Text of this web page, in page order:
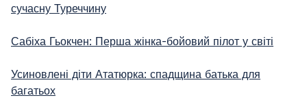
сучасну Туреччину
Сабіха Гьокчен: Перша жінка-бойовий пілот у світі
Усиновлені діти Ататюрка: спадщина батька для
багатьох